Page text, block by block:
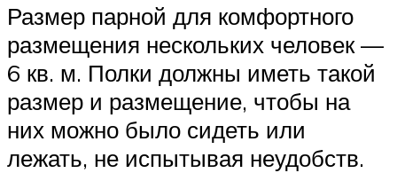
Размер парной для комфортного
размещения нескольких человек —
6 кв. м. Полки должны иметь такой
размер и размещение, чтобы на
них можно было сидеть или
лежать, не испытывая неудобств.